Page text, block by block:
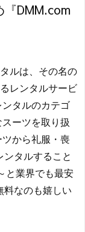
DMM.com
ルは、その名の
レンタルサービ
タルのカテゴ
ーツを取り扱
から礼服・喪
タルすること
と業界でも最安
料なのも嬉しい